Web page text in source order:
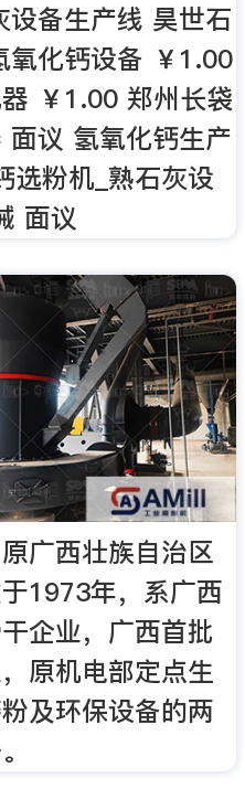
设备生产线 昊世石
氧化钙设备 ￥1.00
￥1.00 郑州长袋
面议 氢氧化钙生产
选粉机_熟石灰设
面议
广西壮族自治区
1973年，系广西
企业，广西首批
原机电部定点生
及环保设备的两